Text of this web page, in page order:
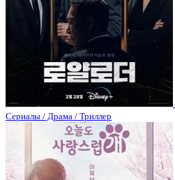
Сериалы / Драма / Триллер